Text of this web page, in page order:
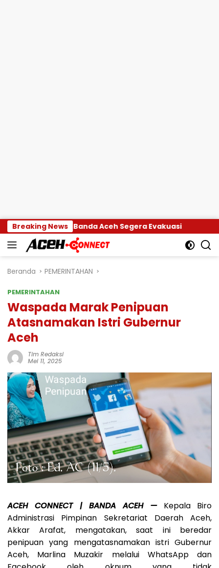
Langsung
ke
konten
Breaking News
Banda Aceh Segera Evakuasi Rp 2,5 Triliun
Beranda PEMERINTAHAN
PEMERINTAHAN
Waspada Marak Penipuan
Atasnamakan Istri Gubernur
Aceh
Tim Redaksi
Mei 11, 2025
ACEH CONNECT | BANDA ACEH — Kepala Biro
Administrasi Pimpinan Sekretariat Daerah Aceh,
Akkar Arafat, mengatakan, saat ini beredar
penipuan yang mengatasnamakan istri Gubernur
Aceh, Marlina Muzakir melalui WhatsApp dan